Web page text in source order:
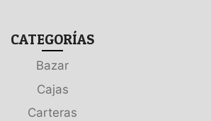
CATEGORÍAS
Bazar
Cajas
Carteras